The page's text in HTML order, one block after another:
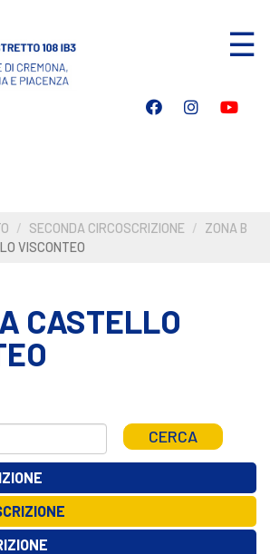
☰
SECONDA CIRCOSCRIZIONE
ZONA B
VISCONTEO
CASTELLO
CERCA